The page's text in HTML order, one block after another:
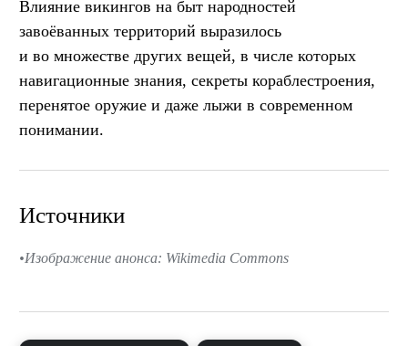
Влияние викингов на быт народностей
завоёванных территорий выразилось
и во множестве других вещей, в числе которых
навигационные знания, секреты кораблестроения,
перенятое оружие и даже лыжи в современном
понимании.
Источники
Изображение анонса: Wikimedia Commons